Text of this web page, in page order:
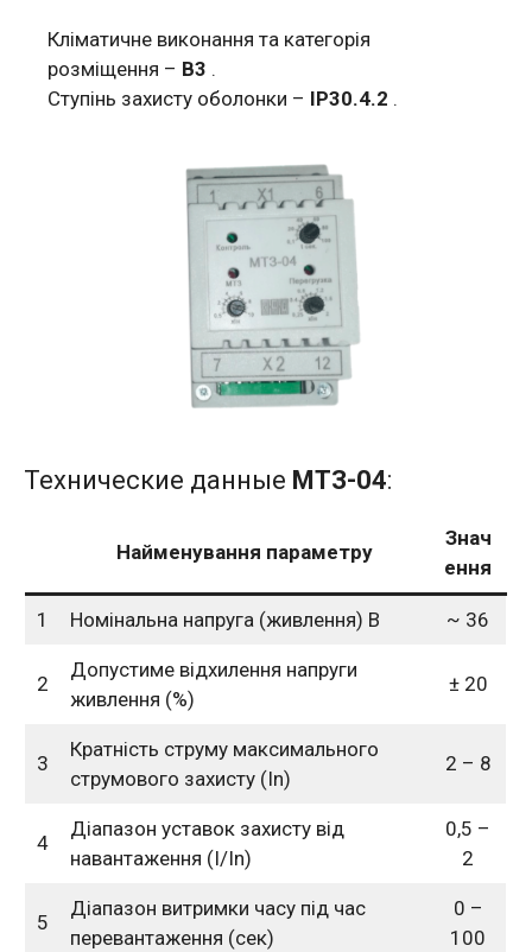
Кліматичне виконання та категорія
розміщення – В3 .
Ступінь захисту оболонки – IР30.4.2 .
Технические данные МТЗ-04:
Найменування параметру
Знач
ення
1 Номінальна напруга (живлення) В ~ 36
2
Допустиме відхилення напруги
живлення (%)
± 20
3
Кратність струму максимального
струмового захисту (In)
2 – 8
4
Діапазон уставок захисту від
навантаження (I/In)
0,5 –
2
5
Діапазон витримки часу під час
перевантаження (сек)
0 –
100